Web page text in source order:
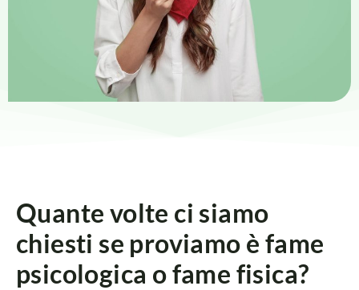
Quante volte ci siamo
chiesti se proviamo è fame
psicologica o fame fisica?